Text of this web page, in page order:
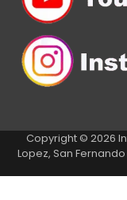
Copyright © 2026
Lopez, San Fernando